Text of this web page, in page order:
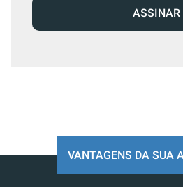
ASSINAR
VANTAGENS DA SUA